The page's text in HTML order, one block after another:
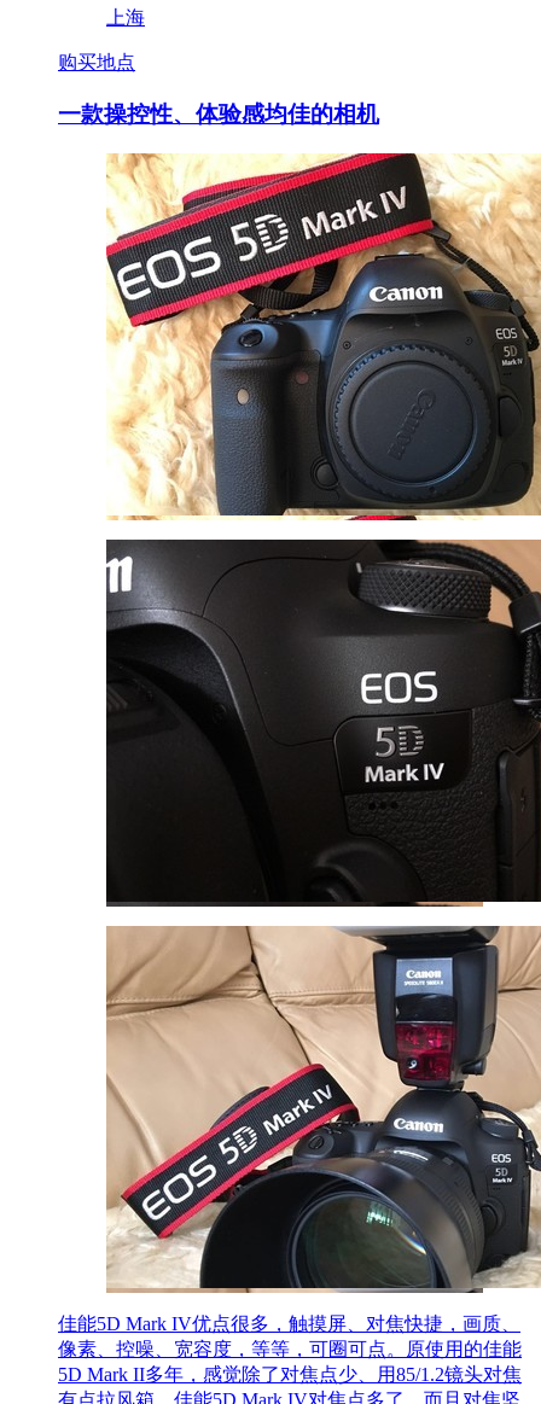
上海
购买地点
一款操控性、体验感均佳的相机
佳能5D Mark IV优点很多，触摸屏、对焦快捷，画质、
像素、控噪、宽容度，等等，可圈可点。原使用的佳能
5D Mark II多年，感觉除了对焦点少、用85/1.2镜头对焦
有点拉风箱。佳能5D Mark IV对焦点多了、而且对焦坚